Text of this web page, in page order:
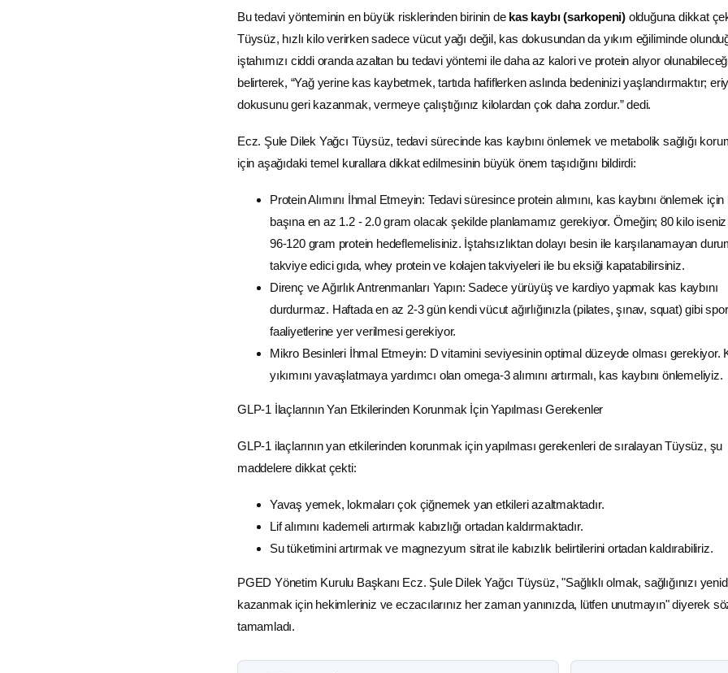
Bu tedavi yönteminin en büyük risklerinden birinin de kas kaybı (sarkopeni) olduğuna dikkat
Tüysüz, hızlı kilo verirken sadece vücut yağı değil, kas dokusundan da yıkım eğiliminde
iştahımızı ciddi oranda azaltan bu tedavi yöntemi ile daha az kalori ve protein alıyor
belirterek, “Yağ yerine kas kaybetmek, tartıda hafiflerken aslında bedeninizi yaşlandırmaktır;
dokusunu geri kazanmak, vermeye çalıştığınız kilolardan çok daha zordur.” dedi.
Ecz. Şule Dilek Yağcı Tüysüz, tedavi sürecinde kas kaybını önlemek ve metabolik sağlığı
için aşağıdaki temel kurallara dikkat edilmesinin büyük önem taşıdığını bildirdi:
Protein Alımını İhmal Etmeyin: Tedavi süresince protein alımını, kas kaybını önlemek için
başına en az 1.2 - 2.0 gram olacak şekilde planlamamız gerekiyor. Örneğin; 80 kilo
96-120 gram protein hedeflemelisiniz. İştahsızlıktan dolayı besin ile karşılanamayan
takviye edici gıda, whey protein ve kolajen takviyeleri ile bu eksiği kapatabilirsiniz.
Direnç ve Ağırlık Antrenmanları Yapın: Sadece yürüyüş ve kardiyo yapmak kas kaybını
durdurmaz. Haftada en az 2-3 gün kendi vücut ağırlığınızla (pilates, şınav, squat) gibi spor
faaliyetlerine yer verilmesi gerekiyor.
Mikro Besinleri İhmal Etmeyin: D vitamini seviyesinin optimal düzeyde olması gerekiyor.
yıkımını yavaşlatmaya yardımcı olan omega-3 alımını artırmalı, kas kaybını önlemeliyiz.
GLP-1 İlaçlarının Yan Etkilerinden Korunmak İçin Yapılması Gerekenler
GLP-1 ilaçlarının yan etkilerinden korunmak için yapılması gerekenleri de sıralayan Tüysüz, şu
maddelere dikkat çekti:
Yavaş yemek, lokmaları çok çiğnemek yan etkileri azaltmaktadır.
Lif alımını kademeli artırmak kabızlığı ortadan kaldırmaktadır.
Su tüketimini artırmak ve magnezyum sitrat ile kabızlık belirtilerini ortadan kaldırabiliriz.
PGED Yönetim Kurulu Başkanı Ecz. Şule Dilek Yağcı Tüysüz, "Sağlıklı olmak, sağlığınızı
kazanmak için hekimleriniz ve eczacılarınız her zaman yanınızda, lütfen unutmayın" diyerek
tamamladı.